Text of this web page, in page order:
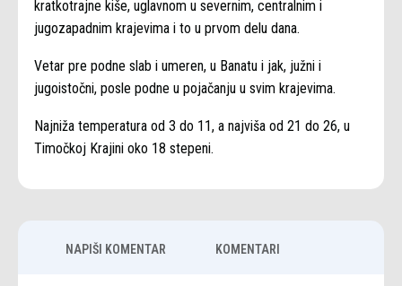
kratkotrajne kiše, uglavnom u severnim, centralnim i
jugozapadnim krajevima i to u prvom delu dana.
Vetar pre podne slab i umeren, u Banatu i jak, južni i
jugoistočni, posle podne u pojačanju u svim krajevima.
Najniža temperatura od 3 do 11, a najviša od 21 do 26, u
Timočkoj Krajini oko 18 stepeni.
NAPIŠI KOMENTAR KOMENTARI